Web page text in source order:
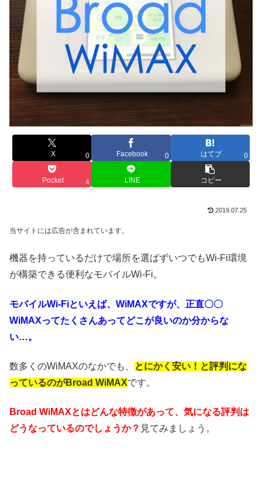
X 0 Facebook 0 はてブ 0
Pocket 4 LINE コピー
2019.07.25
当サイトには広告が含まれています。
機器を持っているだけで場所を選ばずいつでもWi-Fi環境
が構築できる便利なモバイルWi-Fi。
モバイルWi-Fiといえば、WiMAXですが、正直〇〇
WiMAXってたくさんあってどこが良いのか分からな
い…。
数多くのWiMAXのなかでも、
とにかく安い！と評判にな
っているのがBroad WiMAXです。
Broad WiMAXとはどんな特徴があって、気になる評判は
どうなっているのでしょうか？ 見てみましょう。